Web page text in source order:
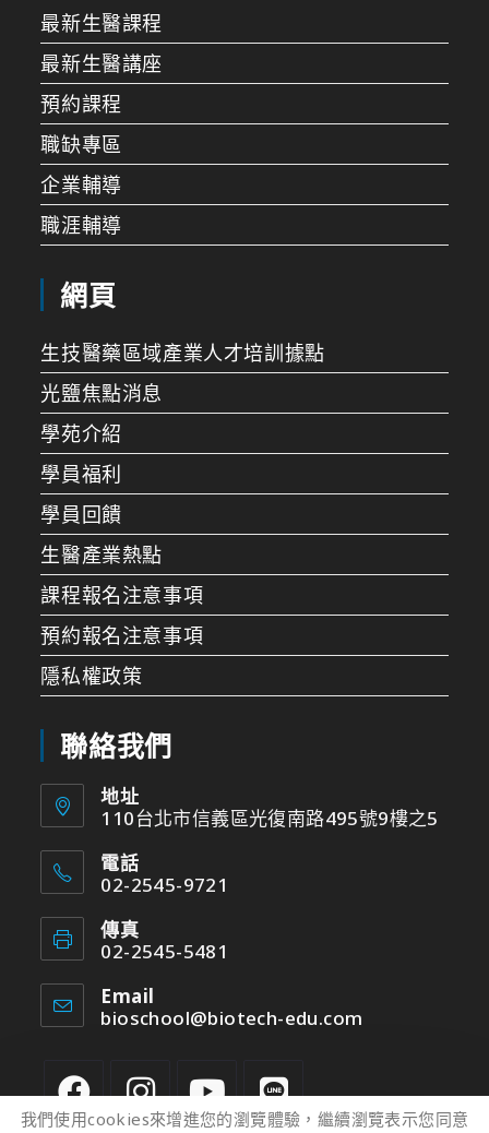
最新生醫課程
最新生醫講座
預約課程
職缺專區
企業輔導
職涯輔導
網頁
生技醫藥區域產業人才培訓據點
光鹽焦點消息
學苑介紹
學員福利
學員回饋
生醫產業熱點
課程報名注意事項
預約報名注意事項
隱私權政策
聯絡我們
地址
110台北市信義區光復南路495號9樓之5
電話
02-2545-9721
傳真
02-2545-5481
Email
bioschool@biotech-edu.com
我們使用cookies來增進您的瀏覽體驗，繼續瀏覽表示您同意